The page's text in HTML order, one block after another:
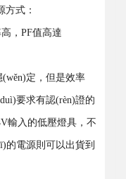
式：
，PF值高達
定，但是效率
要求有認(rèn)證的
輸入的低壓燈具，不
的電源則可以出貨到